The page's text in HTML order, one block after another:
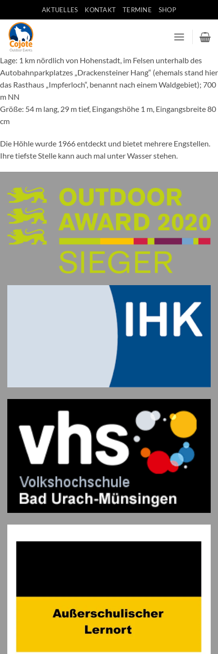
Inhalt
springen
AKTUELLES KONTAKT TERMINE SHOP
Lage: 1 km nördlich von Hohenstadt, im Felsen unterhalb des
Autobahnparkplatzes „Drackensteiner Hang“ (ehemals stand hier
das Rasthaus „Impferloch“, benannt nach einem Waldgebiet); 700
m NN
Größe: 54 m lang, 29 m tief, Eingangshöhe 1 m, Eingangsbreite 80
cm
Die Höhle wurde 1966 entdeckt und bietet mehrere Engstellen.
Ihre tiefste Stelle kann auch mal unter Wasser stehen.